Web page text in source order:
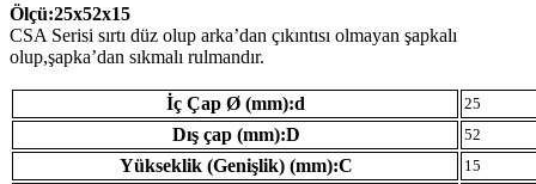
Ölçü:25x52x15
CSA Serisi sırtı düz olup arka’dan çıkıntısı olmayan şapkalı
olup,şapka’dan sıkmalı rulmandır.
İç Çap Ø (mm):d 25
Dış çap (mm):D 52
Yükseklik (Genişlik) (mm):C 15